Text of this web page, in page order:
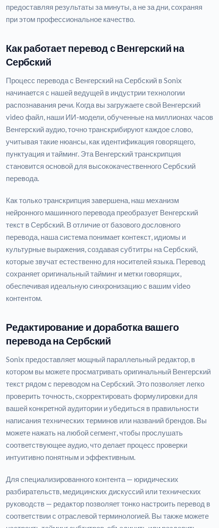
предоставляя результаты за минуты, а не за дни, сохраняя
при этом профессиональное качество.
Как работает перевод с Венгерский на
Сербский
Процесс перевода с Венгерский на Сербский в Sonix
начинается с нашей ведущей в индустрии технологии
распознавания речи. Когда вы загружаете свой Венгерский
video файл, наши ИИ-модели, обученные на миллионах часов
Венгерский аудио, точно транскрибируют каждое слово,
учитывая такие нюансы, как идентификация говорящего,
пунктуация и тайминг. Эта Венгерский транскрипция
становится основой для высококачественного Сербский
перевода.
Как только транскрипция завершена, наш механизм
нейронного машинного перевода преобразует Венгерский
текст в Сербский. В отличие от базового дословного
перевода, наша система понимает контекст, идиомы и
культурные выражения, создавая субтитры на Сербский,
которые звучат естественно для носителей языка. Перевод
сохраняет оригинальный тайминг и метки говорящих,
обеспечивая идеальную синхронизацию с вашим video
контентом.
Редактирование и доработка вашего
перевода на Сербский
Sonix предоставляет мощный параллельный редактор, в
котором вы можете просматривать оригинальный Венгерский
текст рядом с переводом на Сербский. Это позволяет легко
проверить точность, скорректировать формулировки для
вашей конкретной аудитории и убедиться в правильности
написания технических терминов или названий брендов. Вы
можете нажать на любой сегмент, чтобы прослушать
соответствующее аудио, что делает процесс проверки
интуитивно понятным и эффективным.
Для специализированного контента — юридических
разбирательств, медицинских дискуссий или технических
руководств — редактор позволяет тонко настроить перевод в
соответствии с отраслевой терминологией. Вы также можете